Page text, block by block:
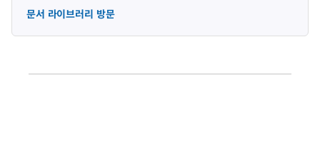
문서 라이브러리 방문